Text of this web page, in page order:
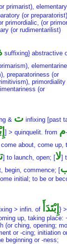
primarist),
(or
primordialic, (or
(or rudimentarilist)
suffixing} abstractive
preparatoriness (or
primordiality
(or
& ت infixing [past
] > quinquelit. from -م
about, come up,
] to launch, open; [لا]
begin, commence; [
initial; to be or
> infin. of إِبْتَدَأَ }
up, taking place:
(or ching, opening;
or -cing; initiation
beginning or -ness;